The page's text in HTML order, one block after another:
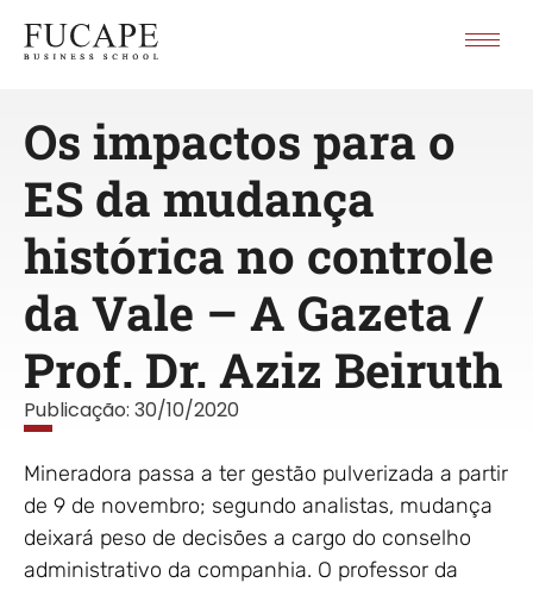
Os impactos para o
ES da mudança
histórica no controle
da Vale – A Gazeta /
Prof. Dr. Aziz Beiruth
Publicação: 30/10/2020
Mineradora passa a ter gestão pulverizada a partir
de 9 de novembro; segundo analistas, mudança
deixará peso de decisões a cargo do conselho
administrativo da companhia. O professor da